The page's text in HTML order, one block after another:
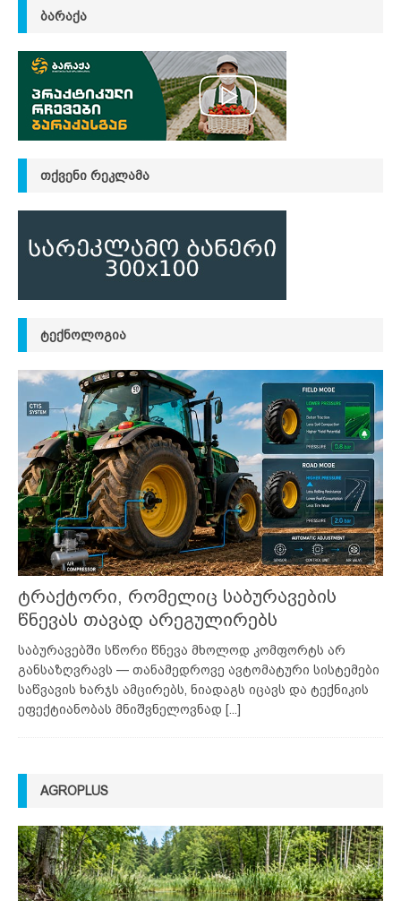
ᲑᲐᲠᲐᲥᲐ
ᲗᲥᲕᲔᲜᲘ ᲠᲔᲙᲚᲐᲛᲐ
ᲢᲔᲥᲜᲝᲚᲝᲒᲘᲐ
ტრაქტორი, რომელიც საბურავების
წნევას თავად არეგულირებს
საბურავებში სწორი წნევა მხოლოდ კომფორტს არ
განსაზღვრავს — თანამედროვე ავტომატური სისტემები
საწვავის ხარჯს ამცირებს, ნიადაგს იცავს და ტექნიკის
ეფექტიანობას მნიშვნელოვნად [...]
AGROPLUS